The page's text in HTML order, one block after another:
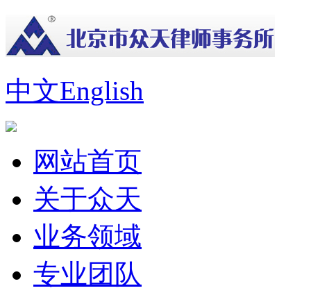
中文English
网站首页
关于众天
业务领域
专业团队